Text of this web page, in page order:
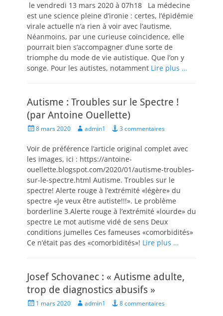
le vendredi 13 mars 2020 à 07h18 La médecine
est une science pleine d’ironie : certes, l’épidémie
virale actuelle n’a rien à voir avec l’autisme.
Néanmoins, par une curieuse coïncidence, elle
pourrait bien s’accompagner d’une sorte de
triomphe du mode de vie autistique. Que l’on y
songe. Pour les autistes, notamment Lire plus …
Autisme : Troubles sur le Spectre !
(par Antoine Ouellette)
Posted8 mars 2020 Author
admin1 3 commentaires
Voir de préférence l’article original complet avec
les images, ici : https://antoine-
ouellette.blogspot.com/2020/01/autisme-troubles-
sur-le-spectre.html Autisme. Troubles sur le
spectre! Alerte rouge à l’extrémité «légère» du
spectre «Je veux être autiste!!!». Le problème
borderline 3.Alerte rouge à l’extrémité «lourde» du
spectre Le mot autisme vidé de sens Deux
conditions jumelles Ces fameuses «comorbidités»
Ce n’était pas des «comorbidités»! Lire plus …
Josef Schovanec : « Autisme adulte,
trop de diagnostics abusifs »
Posted1 mars 2020 Author
admin1 8 commentaires